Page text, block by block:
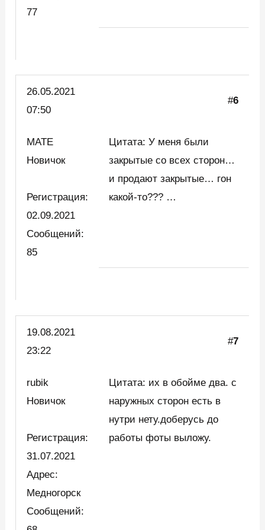
77
26.05.2021
07:50
#6
MATE
Новичок
Регистрация:
02.09.2021
Сообщений:
85
Цитата: У меня были
закрытые со всех сторон…
и продают закрытые… гон
какой-то??? …
19.08.2021
23:22
#7
rubik
Новичок
Регистрация:
31.07.2021
Адрес:
Медногорск
Сообщений:
Цитата: их в обойме два. с
наружных сторон есть в
нутри нету.доберусь до
работы фоты выложу.